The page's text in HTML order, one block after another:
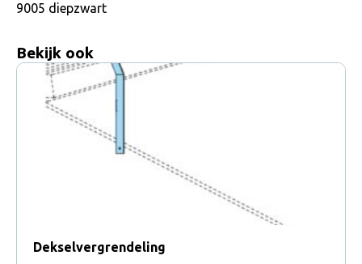
9005 diepzwart
Bekijk ook
Dekselvergrendeling